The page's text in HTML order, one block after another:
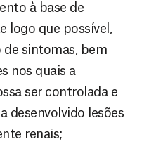
à base de
logo que possível,
de sintomas, bem
nos quais a
ser controlada e
desenvolvido lesões
renais;